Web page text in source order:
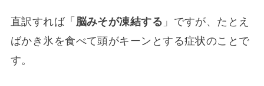
直訳すれば「 脳みそが凍結する 」ですが、たとえ
ばかき氷を食べて頭がキーンとする症状のことで
す。